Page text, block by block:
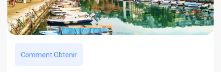
Comment Obtenir